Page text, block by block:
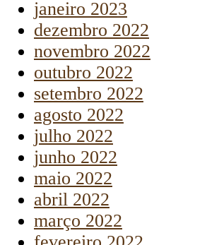
janeiro 2023
dezembro 2022
novembro 2022
outubro 2022
setembro 2022
agosto 2022
julho 2022
junho 2022
maio 2022
abril 2022
março 2022